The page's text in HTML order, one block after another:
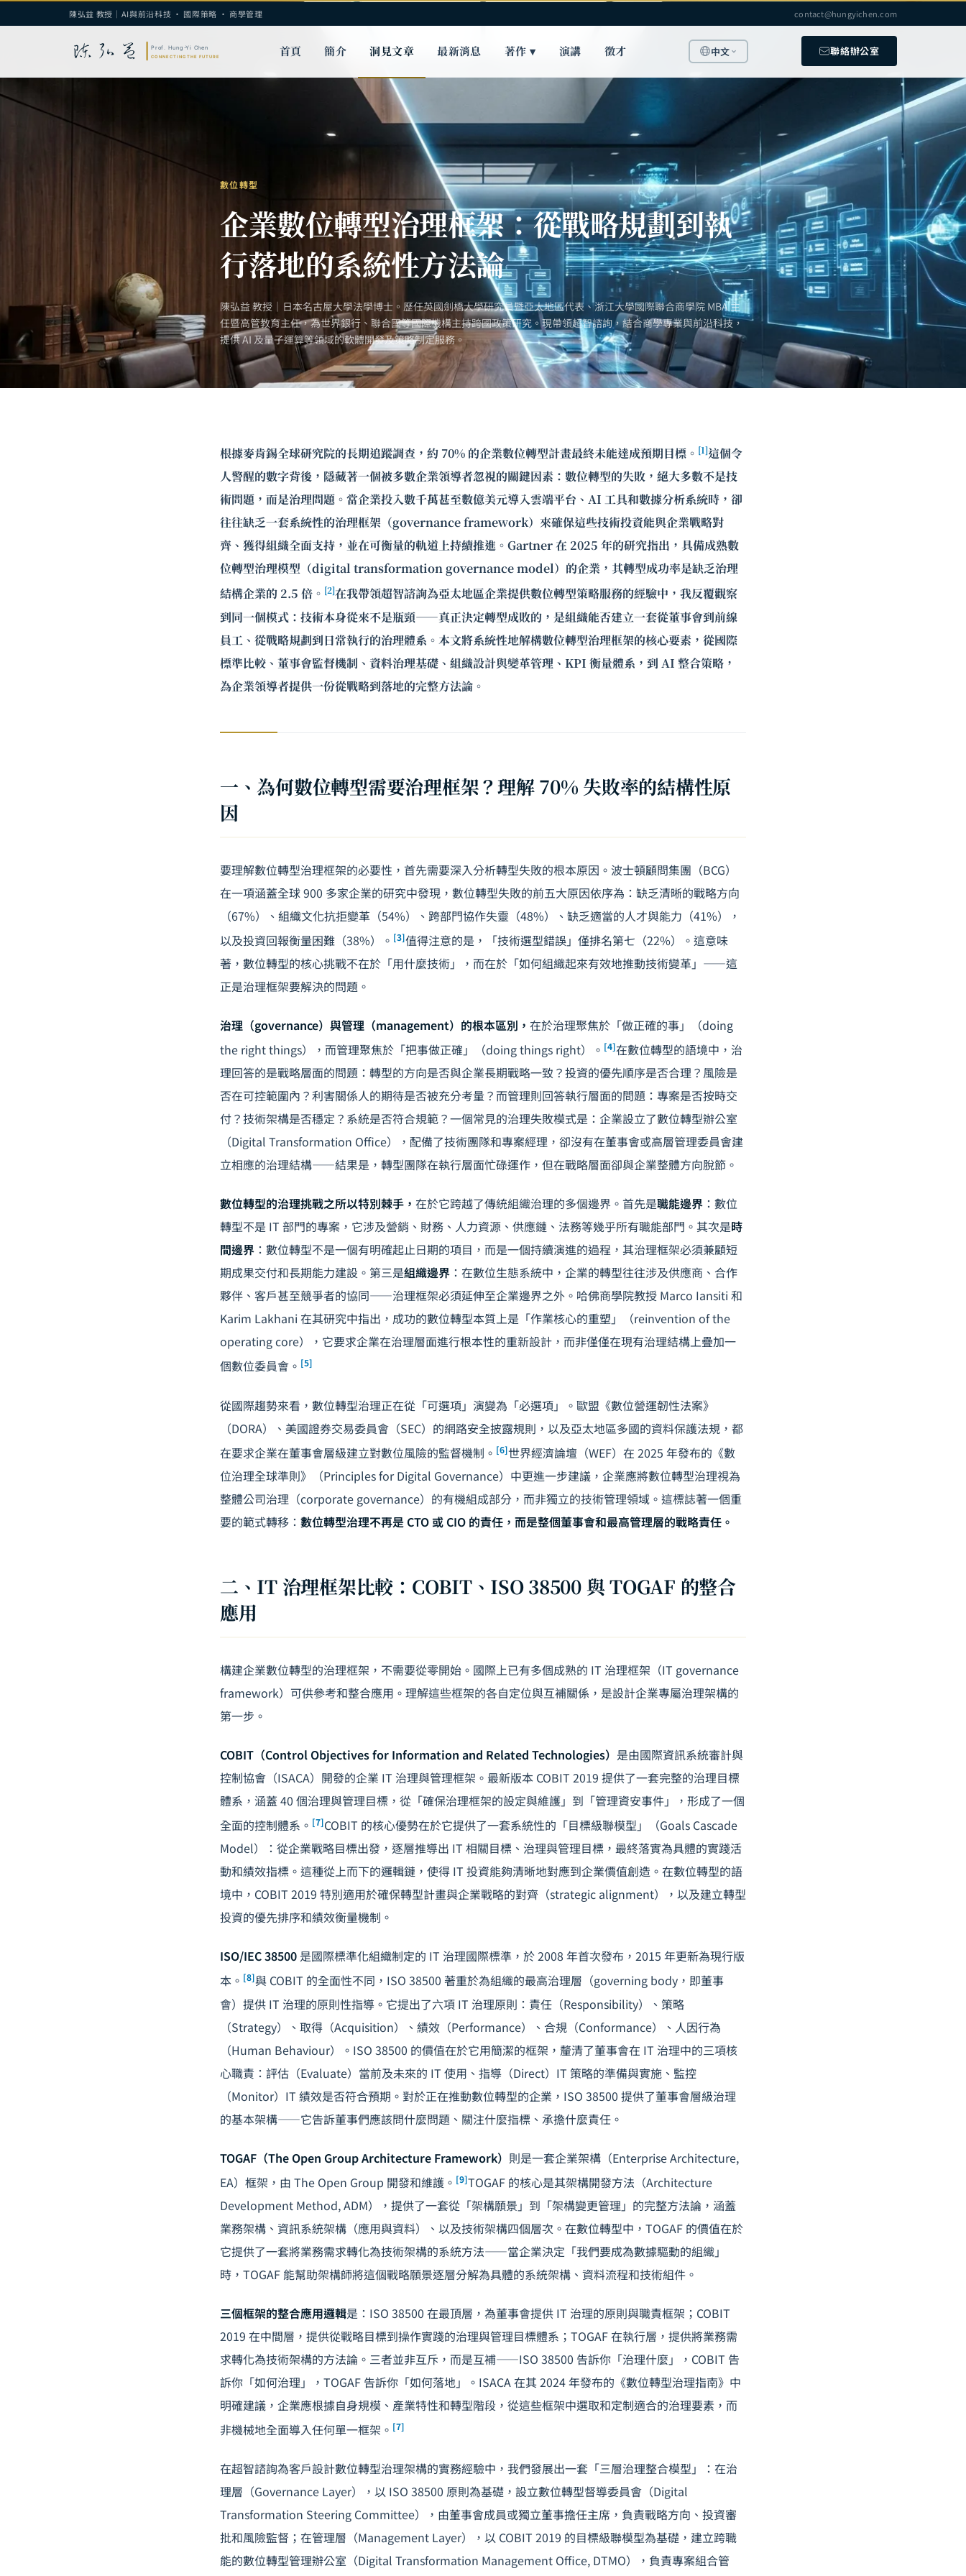
陳弘益 教授｜AI與前沿科技 · 國際策略 · 商學管理 contact@hungyichen.com
首頁 簡介 洞見文章 最新消息 著作 ▾ 演講 徵才 中文 聯絡辦公室
數位轉型
企業數位轉型治理框架：從戰略規劃到執
行落地的系統性方法論
陳弘益 教授｜日本名古屋大學法學博士。歷任英國劍橋大學研究員暨亞太地區代表、浙江大學國際聯合商學院 MBA 主
任暨高管教育主任，為世界銀行、聯合國等國際機構主持跨國政策研究。現帶領超智諮詢，結合商學專業與前沿科技，
提供 AI 及量子運算等領域的軟體開發及策略制定服務。
根據麥肯錫全球研究院的長期追蹤調查，約 70% 的企業數位轉型計畫最終未能達成預期目標。 [1]這個令
人警醒的數字背後，隱藏著一個被多數企業領導者忽視的關鍵因素：數位轉型的失敗，絕大多數不是技
術問題，而是治理問題。當企業投入數千萬甚至數億美元導入雲端平台、AI 工具和數據分析系統時，卻
往往缺乏一套系統性的治理框架（governance framework）來確保這些技術投資能與企業戰略對
齊、獲得組織全面支持，並在可衡量的軌道上持續推進。Gartner 在 2025 年的研究指出，具備成熟數
位轉型治理模型（digital transformation governance model）的企業，其轉型成功率是缺乏治理
結構企業的 2.5 倍。 [2]在我帶領超智諮詢為亞太地區企業提供數位轉型策略服務的經驗中，我反覆觀察
到同一個模式：技術本身從來不是瓶頸——真正決定轉型成敗的，是組織能否建立一套從董事會到前線
員工、從戰略規劃到日常執行的治理體系。本文將系統性地解構數位轉型治理框架的核心要素，從國際
標準比較、董事會監督機制、資料治理基礎、組織設計與變革管理、KPI 衡量體系，到 AI 整合策略，
為企業領導者提供一份從戰略到落地的完整方法論。
一、為何數位轉型需要治理框架？理解 70% 失敗率的結構性原
因
要理解數位轉型治理框架的必要性，首先需要深入分析轉型失敗的根本原因。波士頓顧問集團（BCG）
在一項涵蓋全球 900 多家企業的研究中發現，數位轉型失敗的前五大原因依序為：缺乏清晰的戰略方向
（67%）、組織文化抗拒變革（54%）、跨部門協作失靈（48%）、缺乏適當的人才與能力（41%），
以及投資回報衡量困難（38%）。 [3]值得注意的是，「技術選型錯誤」僅排名第七（22%）。這意味
著，數位轉型的核心挑戰不在於「用什麼技術」，而在於「如何組織起來有效地推動技術變革」——這
正是治理框架要解決的問題。
治理（governance）與管理（management）的根本區別， 在於治理聚焦於「做正確的事」（doing
the right things），而管理聚焦於「把事做正確」（doing things right）。 [4]在數位轉型的語境中，治
理回答的是戰略層面的問題：轉型的方向是否與企業長期戰略一致？投資的優先順序是否合理？風險是
否在可控範圍內？利害關係人的期待是否被充分考量？而管理則回答執行層面的問題：專案是否按時交
付？技術架構是否穩定？系統是否符合規範？一個常見的治理失敗模式是：企業設立了數位轉型辦公室
（Digital Transformation Office），配備了技術團隊和專案經理，卻沒有在董事會或高層管理委員會建
立相應的治理結構——結果是，轉型團隊在執行層面忙碌運作，但在戰略層面卻與企業整體方向脫節。
數位轉型的治理挑戰之所以特別棘手， 在於它跨越了傳統組織治理的多個邊界。首先是職能邊界 ：數位
轉型不是 IT 部門的專案，它涉及營銷、財務、人力資源、供應鏈、法務等幾乎所有職能部門。其次是時
間邊界 ：數位轉型不是一個有明確起止日期的項目，而是一個持續演進的過程，其治理框架必須兼顧短
期成果交付和長期能力建設。第三是組織邊界 ：在數位生態系統中，企業的轉型往往涉及供應商、合作
夥伴、客戶甚至競爭者的協同——治理框架必須延伸至企業邊界之外。哈佛商學院教授 Marco Iansiti 和
Karim Lakhani 在其研究中指出，成功的數位轉型本質上是「作業核心的重塑」（reinvention of the
operating core），它要求企業在治理層面進行根本性的重新設計，而非僅僅在現有治理結構上疊加一
個數位委員會。 [5]
從國際趨勢來看，數位轉型治理正在從「可選項」演變為「必選項」。歐盟《數位營運韌性法案》
（DORA）、美國證券交易委員會（SEC）的網路安全披露規則，以及亞太地區多國的資料保護法規，都
在要求企業在董事會層級建立對數位風險的監督機制。 [6]世界經濟論壇（WEF）在 2025 年發布的《數
位治理全球準則》（Principles for Digital Governance）中更進一步建議，企業應將數位轉型治理視為
整體公司治理（corporate governance）的有機組成部分，而非獨立的技術管理領域。這標誌著一個重
要的範式轉移： 數位轉型治理不再是 CTO 或 CIO 的責任，而是整個董事會和最高管理層的戰略責任。
二、IT 治理框架比較：COBIT、ISO 38500 與 TOGAF 的整合
應用
構建企業數位轉型的治理框架，不需要從零開始。國際上已有多個成熟的 IT 治理框架（IT governance
framework）可供參考和整合應用。理解這些框架的各自定位與互補關係，是設計企業專屬治理架構的
第一步。
COBIT（Control Objectives for Information and Related Technologies） 是由國際資訊系統審計與
控制協會（ISACA）開發的企業 IT 治理與管理框架。最新版本 COBIT 2019 提供了一套完整的治理目標
體系，涵蓋 40 個治理與管理目標，從「確保治理框架的設定與維護」到「管理資安事件」，形成了一個
全面的控制體系。 [7]COBIT 的核心優勢在於它提供了一套系統性的「目標級聯模型」（Goals Cascade
Model）：從企業戰略目標出發，逐層推導出 IT 相關目標、治理與管理目標，最終落實為具體的實踐活
動和績效指標。這種從上而下的邏輯鏈，使得 IT 投資能夠清晰地對應到企業價值創造。在數位轉型的語
境中，COBIT 2019 特別適用於確保轉型計畫與企業戰略的對齊（strategic alignment），以及建立轉型
投資的優先排序和績效衡量機制。
ISO/IEC 38500 是國際標準化組織制定的 IT 治理國際標準，於 2008 年首次發布，2015 年更新為現行版
本。 [8]與 COBIT 的全面性不同，ISO 38500 著重於為組織的最高治理層（governing body，即董事
會）提供 IT 治理的原則性指導。它提出了六項 IT 治理原則：責任（Responsibility）、策略
（Strategy）、取得（Acquisition）、績效（Performance）、合規（Conformance）、人因行為
（Human Behaviour）。ISO 38500 的價值在於它用簡潔的框架，釐清了董事會在 IT 治理中的三項核
心職責：評估（Evaluate）當前及未來的 IT 使用、指導（Direct）IT 策略的準備與實施、監控
（Monitor）IT 績效是否符合預期。對於正在推動數位轉型的企業，ISO 38500 提供了董事會層級治理
的基本架構——它告訴董事們應該問什麼問題、關注什麼指標、承擔什麼責任。
TOGAF（The Open Group Architecture Framework） 則是一套企業架構（Enterprise Architecture,
EA）框架，由 The Open Group 開發和維護。 [9]TOGAF 的核心是其架構開發方法（Architecture
Development Method, ADM），提供了一套從「架構願景」到「架構變更管理」的完整方法論，涵蓋
業務架構、資訊系統架構（應用與資料）、以及技術架構四個層次。在數位轉型中，TOGAF 的價值在於
它提供了一套將業務需求轉化為技術架構的系統方法——當企業決定「我們要成為數據驅動的組織」
時，TOGAF 能幫助架構師將這個戰略願景逐層分解為具體的系統架構、資料流程和技術組件。
三個框架的整合應用邏輯是：ISO 38500 在最頂層，為董事會提供 IT 治理的原則與職責框架；COBIT
2019 在中間層，提供從戰略目標到操作實踐的治理與管理目標體系；TOGAF 在執行層，提供將業務需
求轉化為技術架構的方法論。三者並非互斥，而是互補——ISO 38500 告訴你「治理什麼」，COBIT 告
訴你「如何治理」，TOGAF 告訴你「如何落地」。ISACA 在其 2024 年發布的《數位轉型治理指南》中
明確建議，企業應根據自身規模、產業特性和轉型階段，從這些框架中選取和定制適合的治理要素，而
非機械地全面導入任何單一框架。 [7]
在超智諮詢為客戶設計數位轉型治理架構的實務經驗中，我們發展出一套「三層治理整合模型」：在治
理層（Governance Layer），以 ISO 38500 原則為基礎，設立數位轉型督導委員會（Digital
Transformation Steering Committee），由董事會成員或獨立董事擔任主席，負責戰略方向、投資審
批和風險監督；在管理層（Management Layer），以 COBIT 2019 的目標級聯模型為基礎，建立跨職
能的數位轉型管理辦公室（Digital Transformation Management Office, DTMO），負責專案組合管